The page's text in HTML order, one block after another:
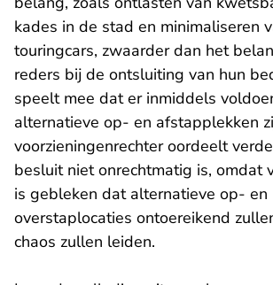
kades in de stad en minimaliseren
touringcars, zwaarder dan het
reders bij de ontsluiting van hun
speelt mee dat er inmiddels
alternatieve op- en afstapplekken
voorzieningenrechter oordeelt
besluit niet onrechtmatig is, omdat
is gebleken dat alternatieve op- en
overstaplocaties ontoereikend
chaos zullen leiden.